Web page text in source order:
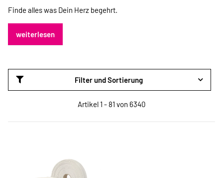
Finde alles was Dein Herz begehrt.
weiterlesen
Filter und Sortierung
Artikel 1 - 81 von 6340